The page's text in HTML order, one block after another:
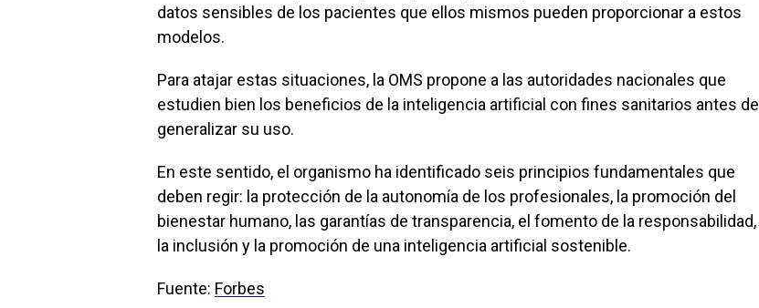
datos sensibles de los pacientes que ellos mismos pueden proporcionar a estos
modelos.
Para atajar estas situaciones, la OMS propone a las autoridades nacionales que
estudien bien los beneficios de la inteligencia artificial con fines sanitarios antes de
generalizar su uso.
En este sentido, el organismo ha identificado seis principios fundamentales que
deben regir: la protección de la autonomía de los profesionales, la promoción del
bienestar humano, las garantías de transparencia, el fomento de la responsabilidad,
la inclusión y la promoción de una inteligencia artificial sostenible.
Fuente: Forbes